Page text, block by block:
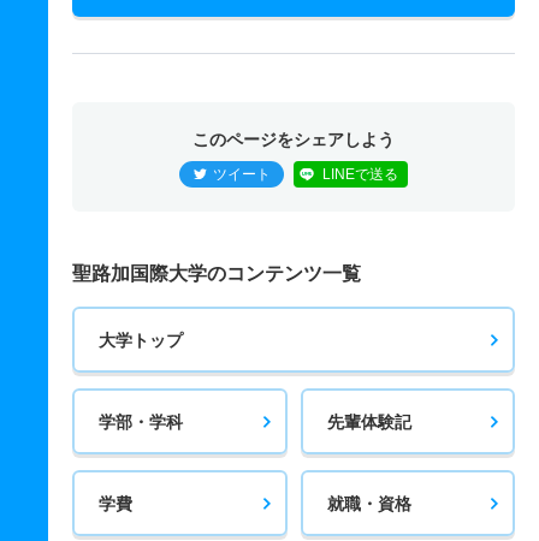
このページをシェアしよう
ツイート LINEで送る
聖路加国際大学のコンテンツ一覧
大学トップ
学部・学科 先輩体験記
学費 就職・資格